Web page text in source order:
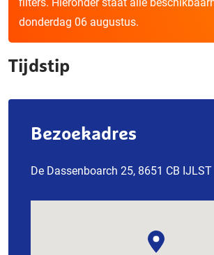
donderdag 06 augustus.
Tijdstip
Bezoekadres
De Dassenboarch 25, 8651 CB IJLST